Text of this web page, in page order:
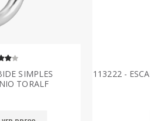
SIMPLES
TORALF
113222 -